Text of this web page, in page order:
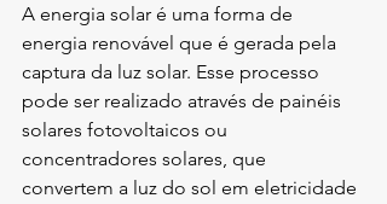
A energia solar é uma forma de
energia renovável que é gerada pela
captura da luz solar. Esse processo
pode ser realizado através de painéis
solares fotovoltaicos ou
concentradores solares, que
convertem a luz do sol em eletricidade